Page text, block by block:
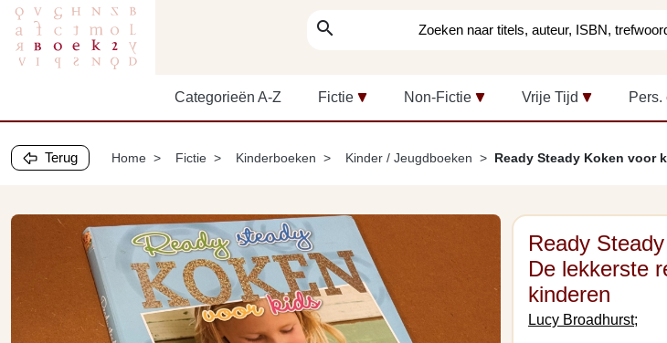
search
Categorieën A-Z Fictie Non-Fictie Vrije Tijd
Terug Home Fictie Kinderboeken Kinder / Jeugdboeken Ready Steady Koken voor
Ready
De lekkerste
kinderen
Lucy Broadhurst;